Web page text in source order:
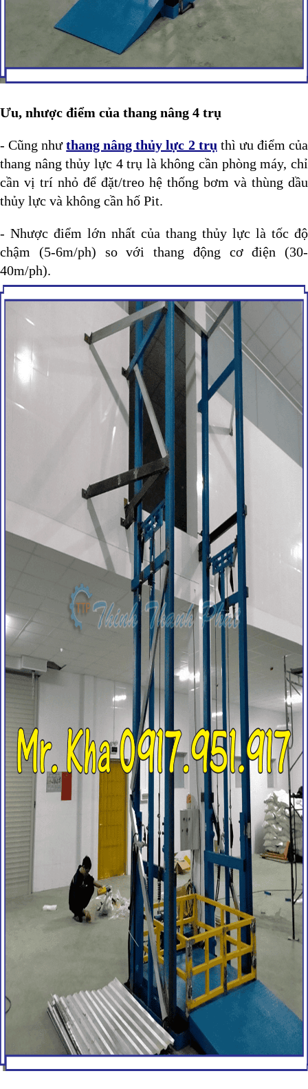
Ưu, nhược điểm của thang nâng 4 trụ
- Cũng nhưthang nâng thủy lực 2 trụ thì ưu điểm của
thang nâng thủy lực 4 trụ là không cần phòng máy, chỉ
cần vị trí nhỏ để đặt/treo hệ thống bơm và thùng dầu
thủy lực và không cần hố Pit.
- Nhược điểm lớn nhất của thang thủy lực là tốc độ
chậm (5-6m/ph) so với thang động cơ điện (30-
40m/ph).